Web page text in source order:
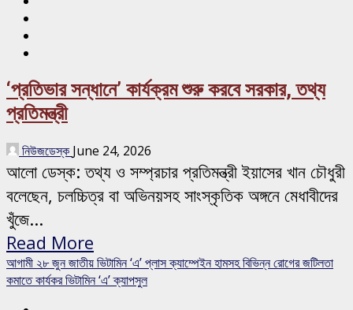
‘প্রতিভার সন্ধানে’ কার্যক্রম শুরু করবে সরকার, তথ্য
প্রতিমন্ত্রী
নিউজডেস্ক June 24, 2026
আলো ডেস্ক: তথ্য ও সম্প্রচার প্রতিমন্ত্রী ইয়াসের খান চৌধুরী
বলেছেন, চলচ্চিত্র বা অভিনয়সহ সাংস্কৃতিক অঙ্গনে মেধাবীদের
খুঁজে...
Read More
আগামী ২৮ জুন জাতীয় ভিটামিন ‘এ’ প্লাস ক্যাম্পেইন হামসহ বিভিন্ন রোগের জটিলতা
কমাতে কার্যকর ভিটামিন ‘এ’ ক্যাপসুল